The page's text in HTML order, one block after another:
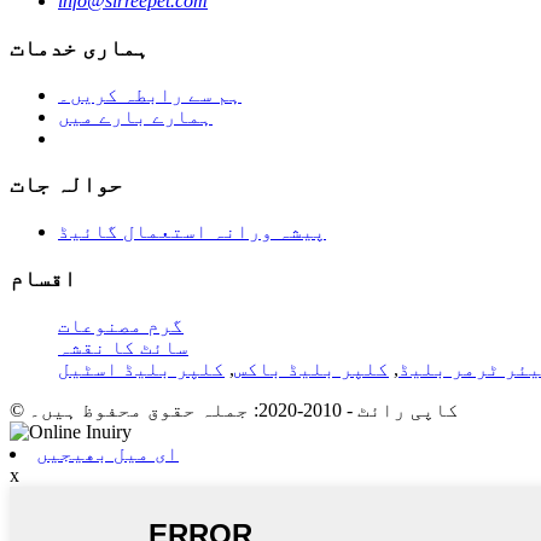
ہماری خدمات
ہم سے رابطہ کریں۔
ہمارے بارے میں
حوالہ جات
پیشہ ورانہ استعمال گائیڈ
اقسام
گرم مصنوعات
سائٹ کا نقشہ
ٹرمر بلیڈ , کلپر بلیڈ باکس, کلپر بلیڈ اسٹیل
© کاپی رائٹ - 2010-2020: جملہ حقوق محفوظ ہیں۔
ای میل بھیجیں
x